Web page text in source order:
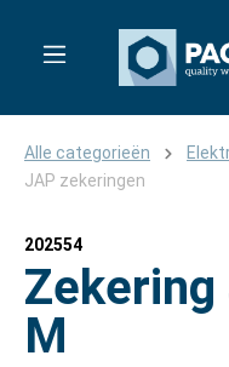
Alle categorieën
JAP zekeringen
202554
M